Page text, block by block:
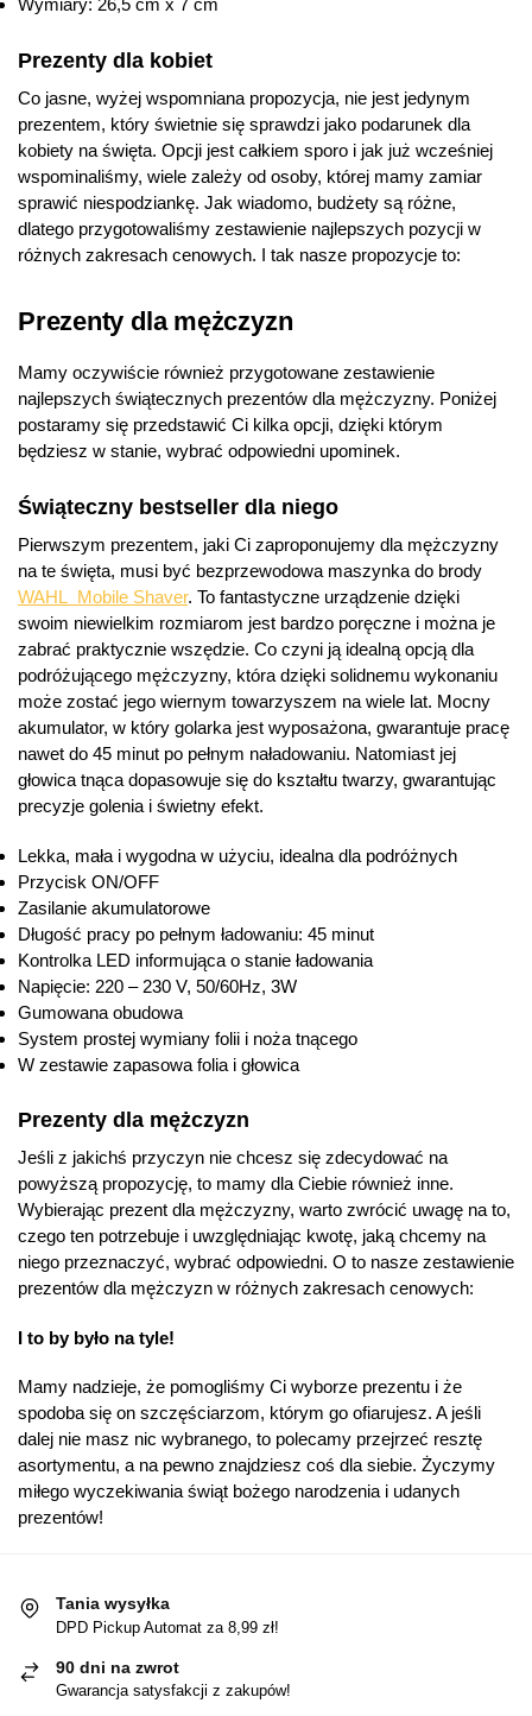
Wymiary: 26,5 cm x 7 cm
Prezenty dla kobiet
Co jasne, wyżej wspomniana propozycja, nie jest jedynym
prezentem, który świetnie się sprawdzi jako podarunek dla
kobiety na święta. Opcji jest całkiem sporo i jak już wcześniej
wspominaliśmy, wiele zależy od osoby, której mamy zamiar
sprawić niespodziankę. Jak wiadomo, budżety są różne,
dlatego przygotowaliśmy zestawienie najlepszych pozycji w
różnych zakresach cenowych. I tak nasze propozycje to:
Prezenty dla mężczyzn
Mamy oczywiście również przygotowane zestawienie
najlepszych świątecznych prezentów dla mężczyzny. Poniżej
postaramy się przedstawić Ci kilka opcji, dzięki którym
będziesz w stanie, wybrać odpowiedni upominek.
Świąteczny bestseller dla niego
Pierwszym prezentem, jaki Ci zaproponujemy dla mężczyzny
na te święta, musi być bezprzewodowa maszynka do brody
WAHL Mobile Shaver. To fantastyczne urządzenie dzięki
swoim niewielkim rozmiarom jest bardzo poręczne i można je
zabrać praktycznie wszędzie. Co czyni ją idealną opcją dla
podróżującego mężczyzny, która dzięki solidnemu wykonaniu
może zostać jego wiernym towarzyszem na wiele lat. Mocny
akumulator, w który golarka jest wyposażona, gwarantuje pracę
nawet do 45 minut po pełnym naładowaniu. Natomiast jej
głowica tnąca dopasowuje się do kształtu twarzy, gwarantując
precyzje golenia i świetny efekt.
Lekka, mała i wygodna w użyciu, idealna dla podróżnych
Przycisk ON/OFF
Zasilanie akumulatorowe
Długość pracy po pełnym ładowaniu: 45 minut
Kontrolka LED informująca o stanie ładowania
Napięcie: 220 – 230 V, 50/60Hz, 3W
Gumowana obudowa
System prostej wymiany folii i noża tnącego
W zestawie zapasowa folia i głowica
Prezenty dla mężczyzn
Jeśli z jakichś przyczyn nie chcesz się zdecydować na
powyższą propozycję, to mamy dla Ciebie również inne.
Wybierając prezent dla mężczyzny, warto zwrócić uwagę na to,
czego ten potrzebuje i uwzględniając kwotę, jaką chcemy na
niego przeznaczyć, wybrać odpowiedni. O to nasze zestawienie
prezentów dla mężczyzn w różnych zakresach cenowych:
I to by było na tyle!
Mamy nadzieje, że pomogliśmy Ci wyborze prezentu i że
spodoba się on szczęściarzom, którym go ofiarujesz. A jeśli
dalej nie masz nic wybranego, to polecamy przejrzeć resztę
asortymentu, a na pewno znajdziesz coś dla siebie. Życzymy
miłego wyczekiwania świąt bożego narodzenia i udanych
prezentów!
Tania wysyłka
DPD Pickup Automat za 8,99 zł!
90 dni na zwrot
Gwarancja satysfakcji z zakupów!